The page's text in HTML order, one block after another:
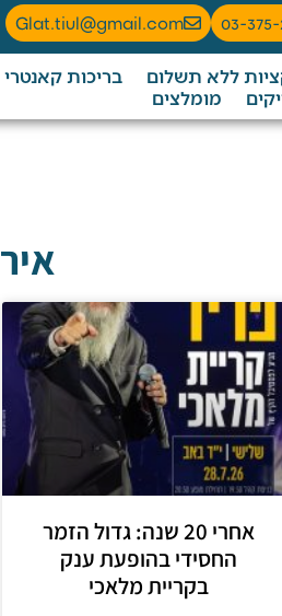
03-375-
Glat.tiul@gmail.com
ללא תשלום בריכות קאנטרי
מומלצים
אחרי 20 שנה: גדול הזמר
החסידי בהופעת ענק
בקריית מלאכי